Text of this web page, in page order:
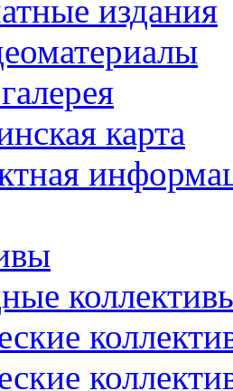
издания
карта